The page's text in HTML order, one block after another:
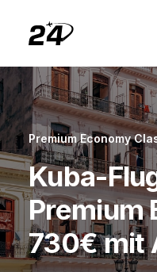
Premium Economy
Kuba-
Premium
730€ mit